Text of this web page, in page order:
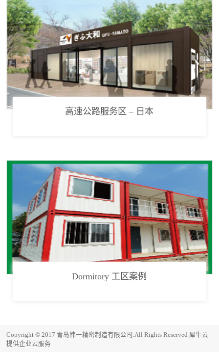
高速公路服务区 – 日本
Dormitory 工区案例
Copyright © 2017 青岛韩一精密制造有限公司.All Rights Reserved 犀牛云
提供企业云服务